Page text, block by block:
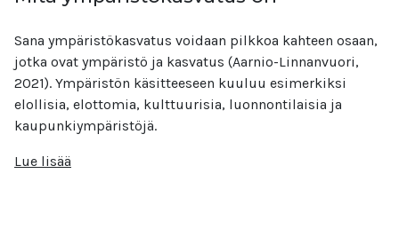
Sana ympäristökasvatus voidaan pilkkoa kahteen osaan,
jotka ovat ympäristö ja kasvatus (Aarnio-Linnanvuori,
2021). Ympäristön käsitteeseen kuuluu esimerkiksi
elollisia, elottomia, kulttuurisia, luonnontilaisia ja
kaupunkiympäristöjä.
Lue lisää